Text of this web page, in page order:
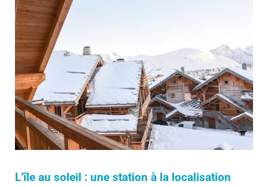
L’île au soleil : une station à la localisation